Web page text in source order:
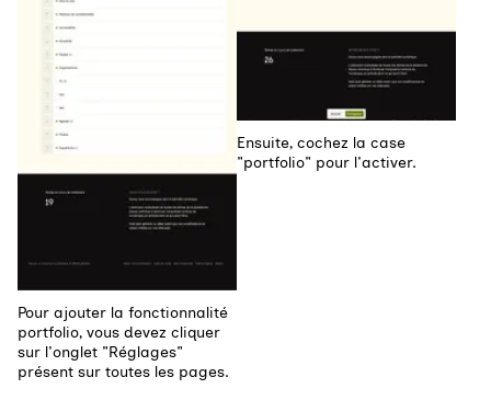
Pour ajouter la fonctionnalité
portfolio, vous devez cliquer
sur l'onglet "Réglages"
présent sur toutes les pages.
Ensuite, cochez la case
"portfolio" pour l'activer.